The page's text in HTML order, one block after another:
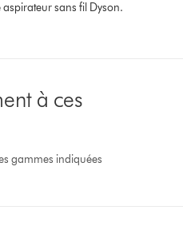
sans fil Dyson.
à ces
gammes indiquées